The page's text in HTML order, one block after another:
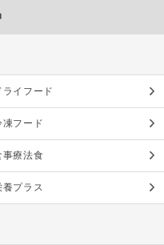
ライフード
凍フード
事療法食
養プラス